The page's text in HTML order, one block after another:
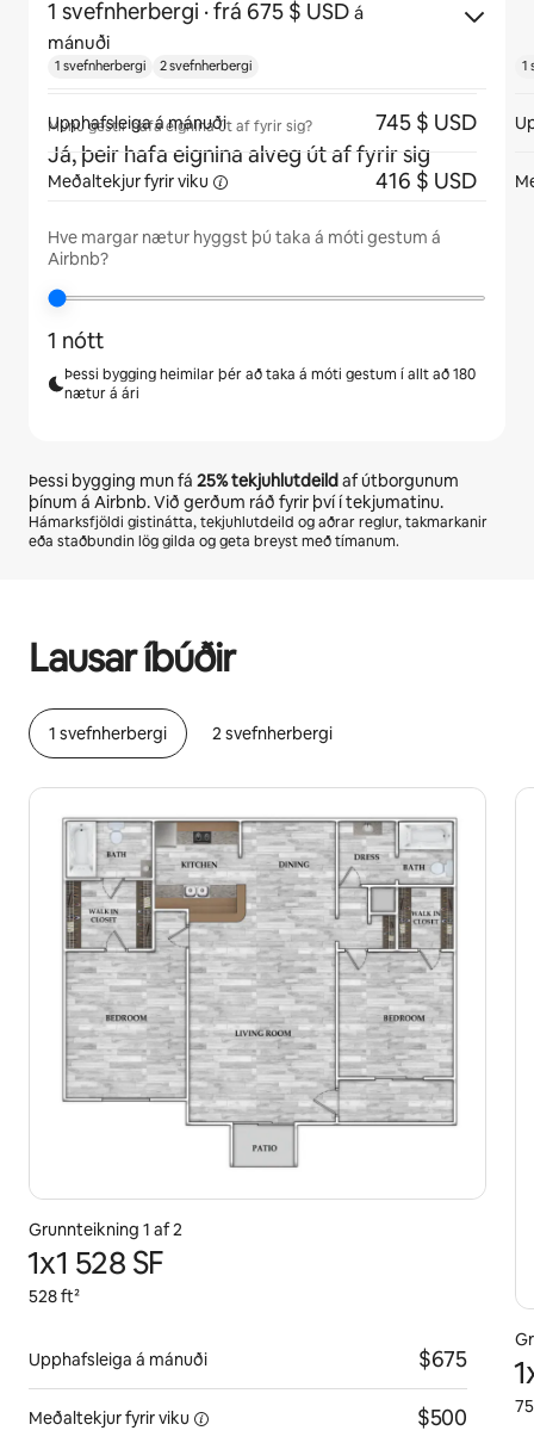
1 svefnherbergi · frá 675 $ USD á
mánuði
Munu gestir hafa eignina út af fyrir sig?
Já, þeir hafa eignina alveg út af fyrir sig
Hve margar nætur hyggst þú taka á móti gestum á
Airbnb?
1 nótt
Þessi bygging heimilar þér að taka á móti gestum í allt að 180
nætur á ári
Þessi bygging mun fá 25%tekjuhlutdeildaf útborgunum
þínum á Airbnb. Við gerðum ráð fyrir því í tekjumatinu.
Hámarksfjöldi gistinátta, tekjuhlutdeild og aðrar reglur, takmarkanir
eða staðbundin lög gilda og geta breyst með tímanum.
Lausar íbúðir
1 svefnherbergi 2 svefnherbergi
Grunnteikning 1 af 2
1x1 528 SF
528 ft²
Upphafsleiga á mánuði $675
Meðaltekjur fyrirviku $500
1 svefnherbergi 2 svefnherbergi
Upphafsleiga á mánuði 745 $ USD
Meðaltekjur fyrirviku 416 $ USD
1